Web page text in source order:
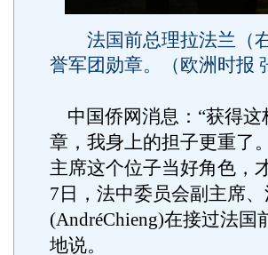
法国前总理拉法兰（右
誉军团勋章。（欧洲时报
中国侨网消息：“获得
章，我身上的担子更重了
主席这个位子当好角色，
7日，法中委员会副主席
(AndréChieng)在接过法
地说。